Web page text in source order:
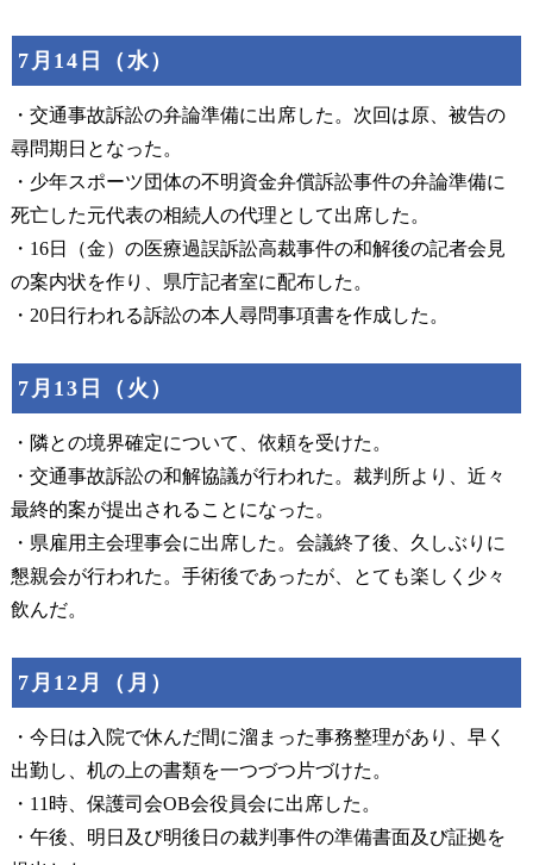
7月14日（水）
・交通事故訴訟の弁論準備に出席した。次回は原、被告の
尋問期日となった。
・少年スポーツ団体の不明資金弁償訴訟事件の弁論準備に
死亡した元代表の相続人の代理として出席した。
・16日（金）の医療過誤訴訟高裁事件の和解後の記者会見
の案内状を作り、県庁記者室に配布した。
・20日行われる訴訟の本人尋問事項書を作成した。
7月13日（火）
・隣との境界確定について、依頼を受けた。
・交通事故訴訟の和解協議が行われた。裁判所より、近々
最終的案が提出されることになった。
・県雇用主会理事会に出席した。会議終了後、久しぶりに
懇親会が行われた。手術後であったが、とても楽しく少々
飲んだ。
7月12月（月）
・今日は入院で休んだ間に溜まった事務整理があり、早く
出勤し、机の上の書類を一つづつ片づけた。
・11時、保護司会OB会役員会に出席した。
・午後、明日及び明後日の裁判事件の準備書面及び証拠を